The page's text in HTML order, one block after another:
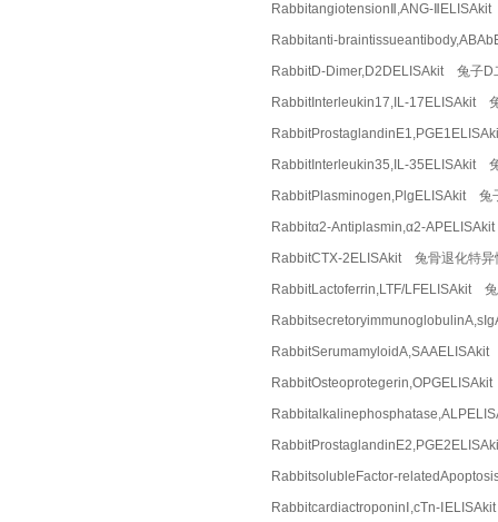
RabbitangiotensionⅡ,ANG-
Rabbitanti-
RabbitD-Dimer,D2DELISAkit 兔子D
RabbitInterleukin17,IL-17ELISAkit
RabbitInterleukin35,IL-35ELISAkit
RabbitPlasminogen,PlgELISAkit 兔
Rabbitα2-Antiplasmin,α2-
RabbitCTX-2ELISAkit 兔骨退化特异
RabbitLactoferrin,LTF/LFELISAkit
RabbitsolubleFactor-
RabbitcardiactroponinⅠ,cTn-